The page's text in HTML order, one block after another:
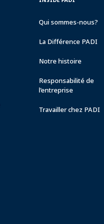
Qui sommes-nous?
La Différence PADI
Notre histoire
Responsabilité de
l’entreprise
Travailler chez PADI